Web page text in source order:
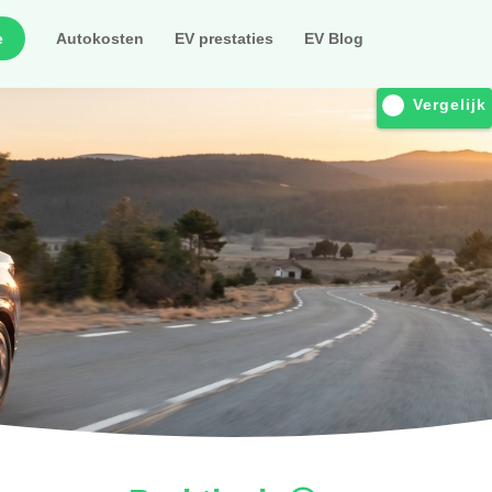
Autokosten EV prestaties EV Blog
Vergelijk